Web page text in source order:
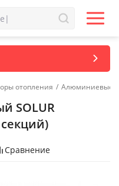
отопления / Алюминиевые
SOLUR
секций)
Сравнение